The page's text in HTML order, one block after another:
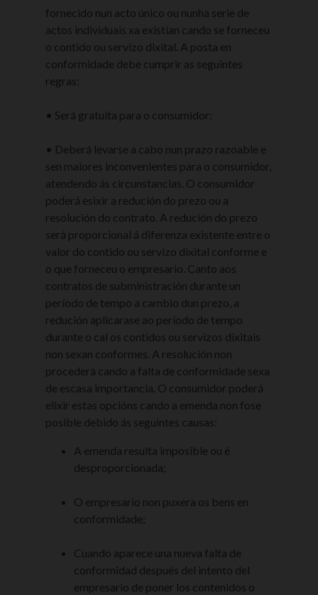
fornecido nun acto único ou nunha serie de
actos individuais xa existían cando se forneceu
o contido ou servizo dixital. A posta en
conformidade debe cumprir as seguintes
regras:
• Será gratuíta para o consumidor;
• Deberá levarse a cabo nun prazo razoable e
sen maiores inconvenientes para o consumidor,
atendendo ás circunstancias. O consumidor
poderá esixir a redución do prezo ou a
resolución do contrato. A redución do prezo
será proporcional á diferenza existente entre o
valor do contido ou servizo dixital conforme e
o que forneceu o empresario. Canto aos
contratos de subministración durante un
período de tempo a cambio dun prezo, a
redución aplicarase ao período de tempo
durante o cal os contidos ou servizos dixitais
non sexan conformes. A resolución non
procederá cando a falta de conformidade sexa
de escasa importancia. O consumidor poderá
elixir estas opcións cando a emenda non fose
posible debido ás seguintes causas:
A emenda resulta imposible ou é
desproporcionada;
O empresario non puxera os bens en
conformidade;
Cuando aparece una nueva falta de
conformidad después del intento del
empresario de poner los contenidos o